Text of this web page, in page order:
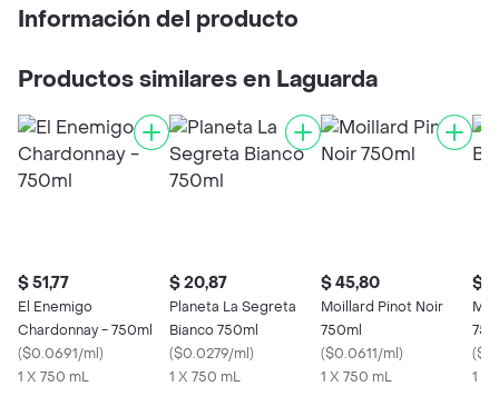
Información del producto
Productos similares en Laguarda
$ 51,77
El Enemigo
Chardonnay - 750ml
($0.0691/ml)
1 X 750 mL
$ 20,87
Planeta La Segreta
Bianco 750ml
($0.0279/ml)
1 X 750 mL
$ 45,80
Moillard Pinot Noir
750ml
($0.0611/ml)
1 X 750 mL
$
(
1 X